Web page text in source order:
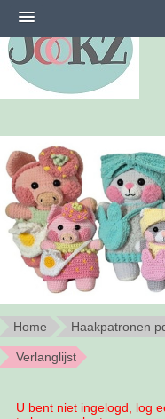
Home Haakpatronen
Verlanglijst
U bent niet ingelogd, log